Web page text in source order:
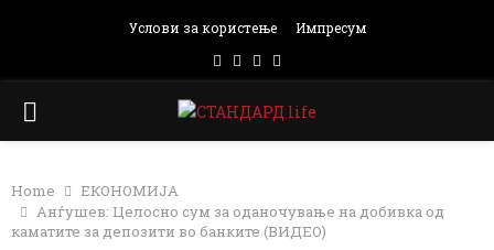
Услови за користење Импресум
Facebook
Instagram
Email
PRIMARY
Home
ЕКОНОМИЈА
Анѓушев: Целосно сум за оданочување на добивка од
каматите за депозити во банките (ВИДЕО)